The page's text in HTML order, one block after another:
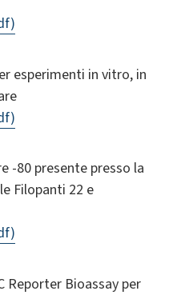
esperimenti in vitro, in
-80 presente presso la
Filopanti 22 e
Reporter Bioassay per